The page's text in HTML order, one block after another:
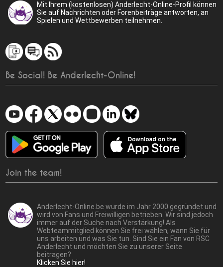
Mit Ihrem (kostenlosen) Anderlecht-Online-Profil können
Sie auf Nachrichten oder Forenbeiträge antworten, an
Spielen und Wettbewerben teilnehmen.
Be Social! Be Anderlecht-Online!
Join the team!
Anderlecht-Online.be wurde im Jahr 2000 gegründet und
wird von Fans und Freiwilligen betrieben. Wir sind jedoch
immer auf der Suche nach Verstärkung! Als
Webteammitglied können Sie frei wählen, wann Sie für
uns arbeiten und was Sie tun. Sind Sie ein Fan von RSC
Anderlecht und möchten Sie zu unserer Seite
beitragen?
Klicken Sie hier!